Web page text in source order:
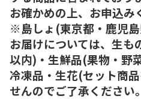
お確かめの上、お申込み
※島しょ(東京都・鹿児
お届けについては、生も
以内)・生鮮品(果物・野
冷凍品・生花(セット商
せんのでご了承ください。